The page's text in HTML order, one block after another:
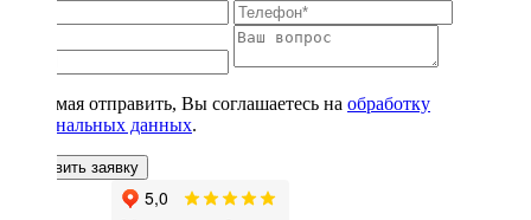
Нажимая отправить, Вы соглашаетесь на обработку
персональных данных.
Оставить заявку